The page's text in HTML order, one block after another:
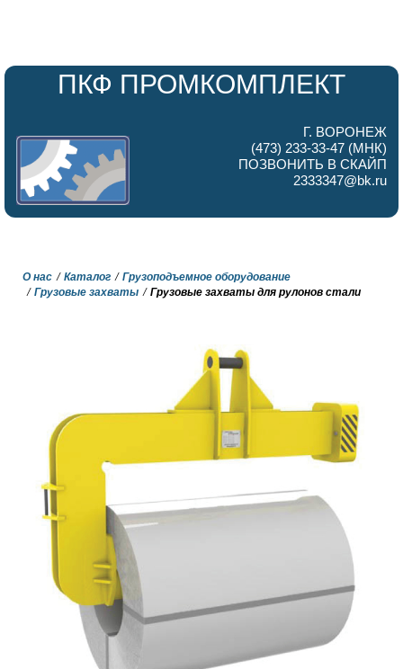
Г. ВОРОНЕЖ
(473) 233-33-47 (МНК)
ПОЗВОНИТЬ В СКАЙП
2333347@bk.ru
ПКФ ПРОМКОМПЛЕКТ
О нас Каталог
Грузоподъемное оборудование
Грузовые захваты
Грузовые захваты для рулонов стали